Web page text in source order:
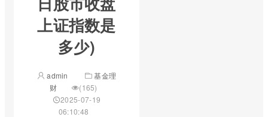
上证指数是
多少)
admin
基金理
财
(165)
2025-07-19
06:10:48